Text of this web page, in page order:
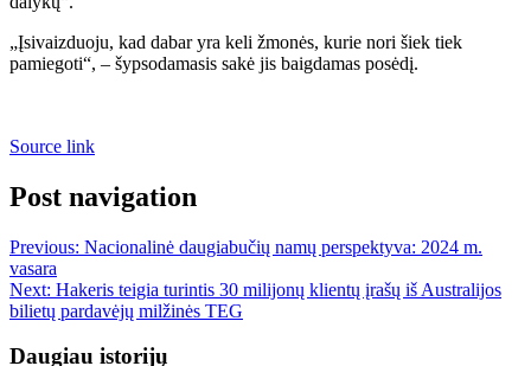
„Įsivaizduoju, kad dabar yra keli žmonės, kurie nori šiek tiek
pamiegoti“, – šypsodamasis sakė jis baigdamas posėdį.
Source link
Post navigation
Previous: Nacionalinė daugiabučių namų perspektyva: 2024 m.
vasara
Next: Hakeris teigia turintis 30 milijonų klientų įrašų iš Australijos
bilietų pardavėjų milžinės TEG
Daugiau istorijų